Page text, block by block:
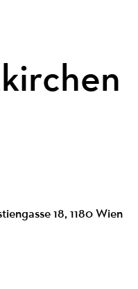
18, 1180 Wien